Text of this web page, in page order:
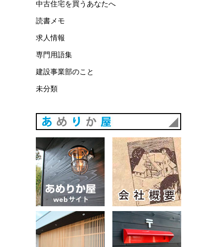
中古住宅を買うあなたへ
読書メモ
求人情報
専門用語集
建設事業部のこと
未分類
あめりか屋WEBサイト